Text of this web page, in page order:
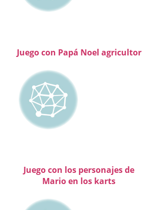
Juego con Papá Noel agricultor
Juego con los personajes de
Mario en los karts